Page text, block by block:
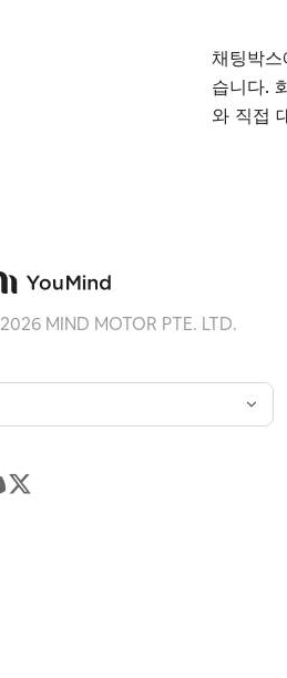
채팅박
습니다.
와 직접
2026MIND MOTOR PTE. LTD.